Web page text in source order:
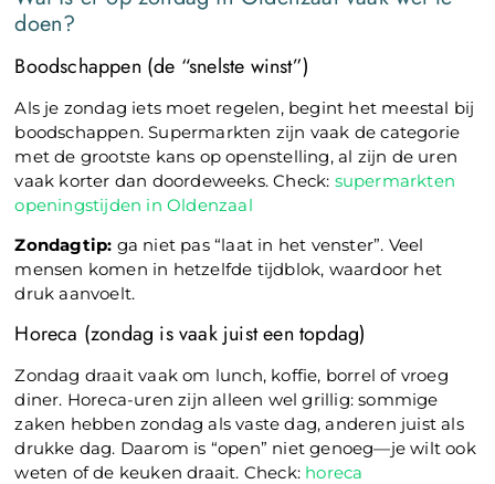
doen?
Boodschappen (de “snelste winst”)
Als je zondag iets moet regelen, begint het meestal bij
boodschappen. Supermarkten zijn vaak de categorie
met de grootste kans op openstelling, al zijn de uren
vaak korter dan doordeweeks. Check: supermarkten
openingstijden in Oldenzaal
Zondagtip: ga niet pas “laat in het venster”. Veel
mensen komen in hetzelfde tijdblok, waardoor het
druk aanvoelt.
Horeca (zondag is vaak juist een topdag)
Zondag draait vaak om lunch, koffie, borrel of vroeg
diner. Horeca-uren zijn alleen wel grillig: sommige
zaken hebben zondag als vaste dag, anderen juist als
drukke dag. Daarom is “open” niet genoeg—je wilt ook
weten of de keuken draait. Check: horeca